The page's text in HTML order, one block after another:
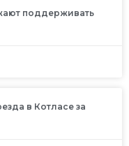
поддерживать
в Котласе за